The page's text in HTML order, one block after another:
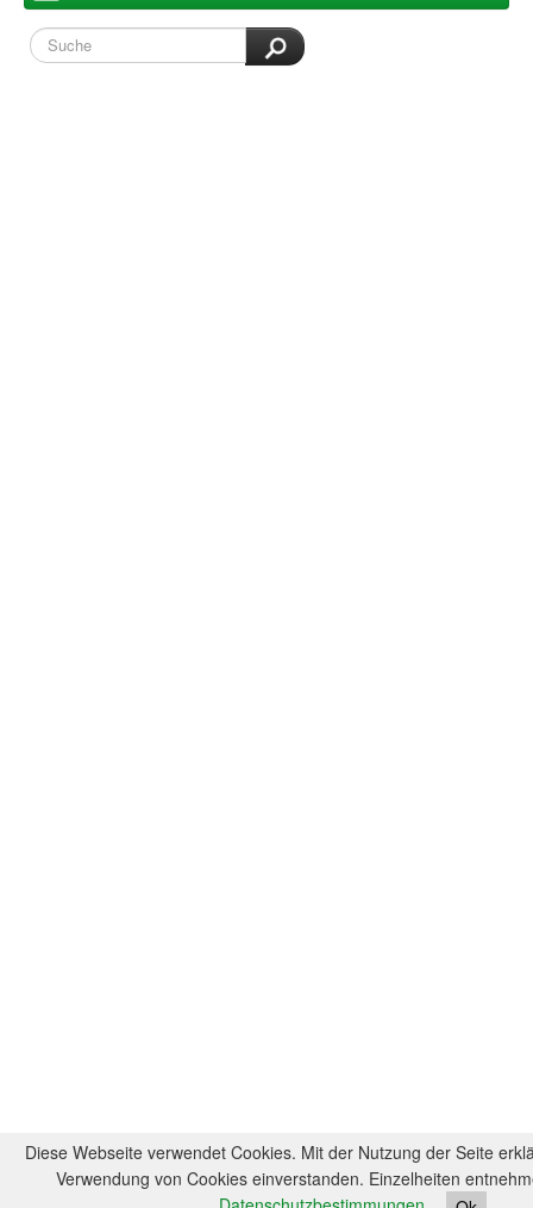
Diese Webseite verwendet Cookies. Mit der Nutzung der Seite
Verwendung von Cookies einverstanden. Einzelheiten